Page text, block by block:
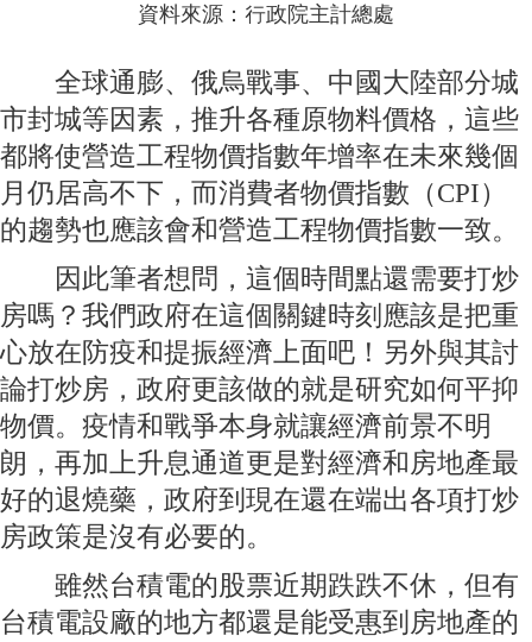
資料來源：行政院主計總處
全球通膨、俄烏戰事、中國大陸部分城
市封城等因素，推升各種原物料價格，這些
都將使營造工程物價指數年增率在未來幾個
月仍居高不下，而消費者物價指數（CPI）
的趨勢也應該會和營造工程物價指數一致。
因此筆者想問，這個時間點還需要打炒
房嗎？我們政府在這個關鍵時刻應該是把重
心放在防疫和提振經濟上面吧！另外與其討
論打炒房，政府更該做的就是研究如何平抑
物價。疫情和戰爭本身就讓經濟前景不明
朗，再加上升息通道更是對經濟和房地產最
好的退燒藥，政府到現在還在端出各項打炒
房政策是沒有必要的。
雖然台積電的股票近期跌跌不休，但有
台積電設廠的地方都還是能受惠到房地產的